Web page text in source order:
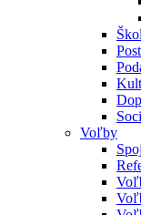
Voľby